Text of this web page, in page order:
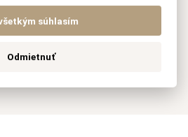
Google
súhlasím
Odmietnuť